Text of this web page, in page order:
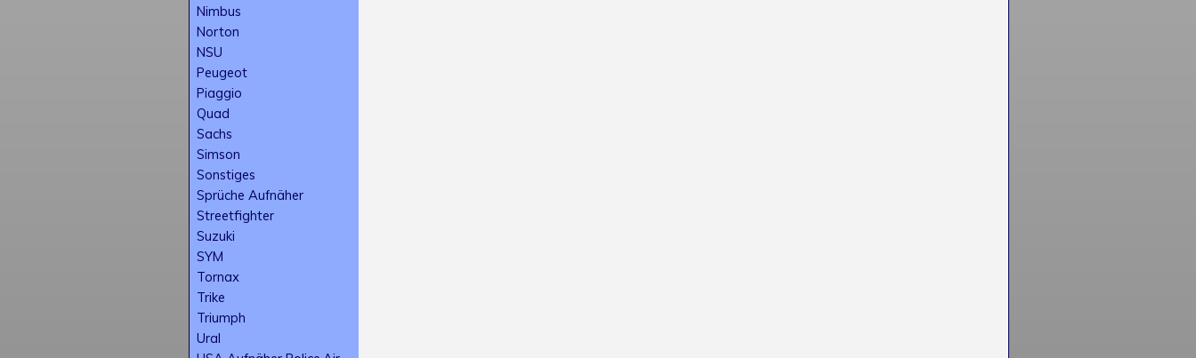
Nimbus
Norton
NSU
Peugeot
Piaggio
Quad
Sachs
Simson
Sonstiges
Sprüche Aufnäher
Streetfighter
Suzuki
SYM
Tornax
Trike
Triumph
Ural